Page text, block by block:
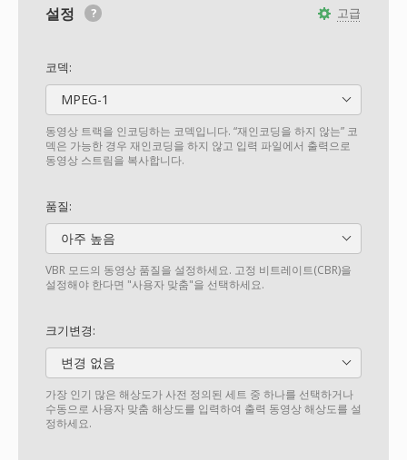
고급
설정
코덱:
MPEG-1
동영상 트랙을 인코딩하는 코덱입니다. “재인코딩을 하지 않는” 코
덱은 가능한 경우 재인코딩을 하지 않고 입력 파일에서 출력으로
동영상 스트림을 복사합니다.
품질:
아주 높음
VBR 모드의 동영상 품질을 설정하세요. 고정 비트레이트(CBR)을
설정해야 한다면 "사용자 맞춤"을 선택하세요.
크기변경:
변경 없음
가장 인기 많은 해상도가 사전 정의된 세트 중 하나를 선택하거나
수동으로 사용자 맞춤 해상도를 입력하여 출력 동영상 해상도를 설
정하세요.